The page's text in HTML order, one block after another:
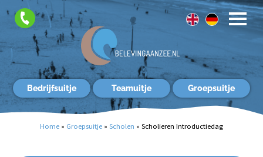
Bedrijfsuitje Teamuitje Groepsuitje
FAQ
Contact
Home » Groepsuitje » Scholen » Scholieren Introductiedag